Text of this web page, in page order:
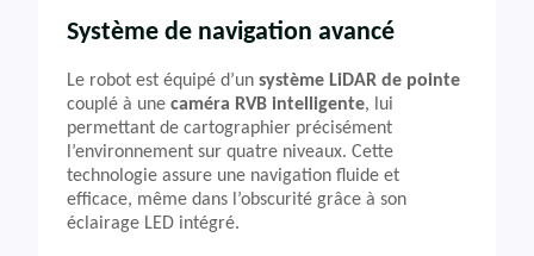
Système de navigation avancé
Le robot est équipé d’un système LiDAR de pointe
couplé à une caméra RVB intelligente, lui
permettant de cartographier précisément
l’environnement sur quatre niveaux. Cette
technologie assure une navigation fluide et
efficace, même dans l’obscurité grâce à son
éclairage LED intégré.